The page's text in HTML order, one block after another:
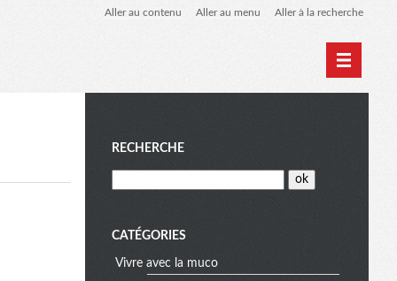
Aller au contenu Aller au menu Aller à la recherche
M
e
RECHERCHE
CATÉGORIES
Vivre avec la muco